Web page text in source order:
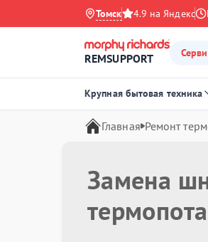
Томск 4.9 на Яндекс
REMSUPPORT
Крупная бытовая техника
Главная Ремонт
Замена
термопота